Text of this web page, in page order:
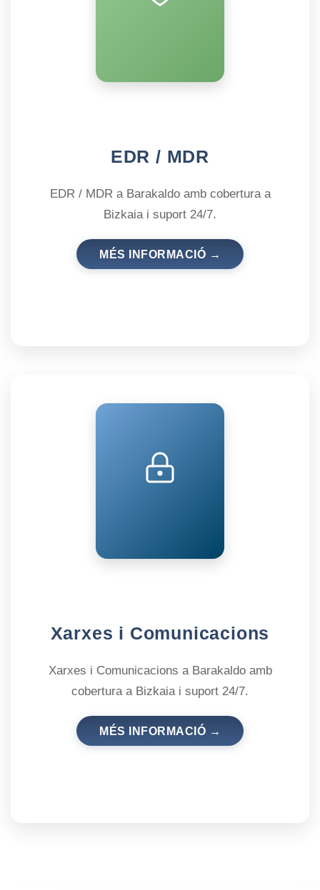
EDR / MDR
EDR / MDR a Barakaldo amb cobertura a
Bizkaia i suport 24/7.
MÉS INFORMACIÓ →
Xarxes i Comunicacions
Xarxes i Comunicacions a Barakaldo amb
cobertura a Bizkaia i suport 24/7.
MÉS INFORMACIÓ →